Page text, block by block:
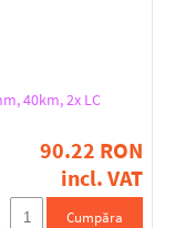
40km, 2x LC
90.22 RON
incl. VAT
Cumpăra